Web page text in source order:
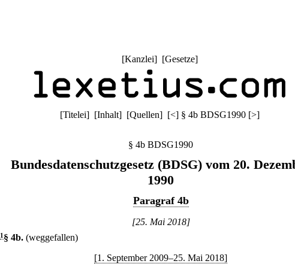
[Kanzlei] [Gesetze]
[Titelei] [Inhalt] [Quellen] [<] § 4b BDSG1990 [>]
§ 4b BDSG1990
Bundesdatenschutzgesetz (BDSG) vom 20.
1990
Paragraf 4b
[25. Mai 2018]
1 § 4b. (weggefallen)
[1. September 2009–25. Mai 2018]